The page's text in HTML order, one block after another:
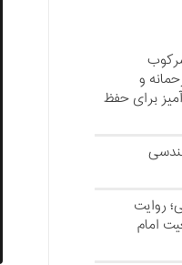
و
برای حفظ
روایت
امام